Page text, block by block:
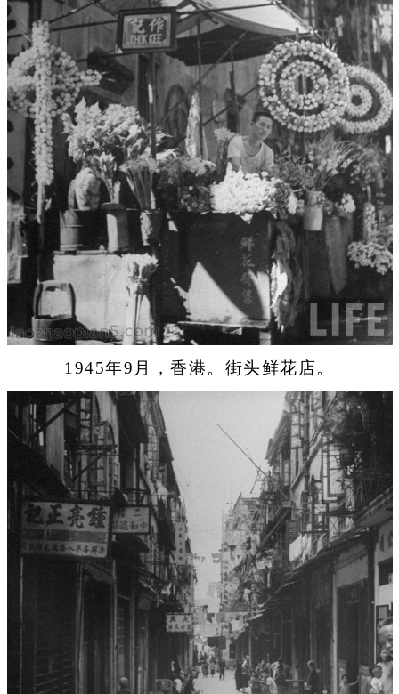
1945年9月，香港。街头鲜花店。